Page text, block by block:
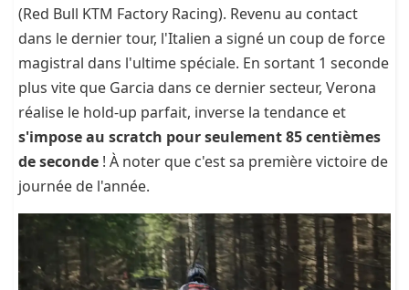
(Red Bull KTM Factory Racing). Revenu au contact
dans le dernier tour, l'Italien a signé un coup de force
magistral dans l'ultime spéciale. En sortant 1 seconde
plus vite que Garcia dans ce dernier secteur, Verona
réalise le hold-up parfait, inverse la tendance et
s'impose au scratch pour seulement 85 centièmes
de seconde ! À noter que c'est sa première victoire de
journée de l'année.